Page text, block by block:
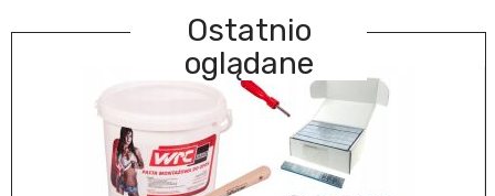
Ostatnio
oglądane